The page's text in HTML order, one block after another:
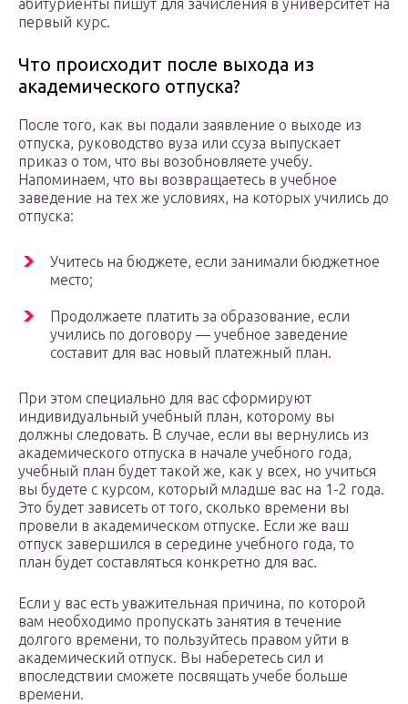
абитуриенты пишут для зачисления в университет на
первый курс.
Что происходит после выхода из
академического отпуска?
После того, как вы подали заявление о выходе из
отпуска, руководство вуза или ссуза выпускает
приказ о том, что вы возобновляете учебу.
Напоминаем, что вы возвращаетесь в учебное
заведение на тех же условиях, на которых учились до
отпуска:
Учитесь на бюджете, если занимали бюджетное
место;
Продолжаете платить за образование, если
учились по договору — учебное заведение
составит для вас новый платежный план.
При этом специально для вас сформируют
индивидуальный учебный план, которому вы
должны следовать. В случае, если вы вернулись из
академического отпуска в начале учебного года,
учебный план будет такой же, как у всех, но учиться
вы будете с курсом, который младше вас на 1-2 года.
Это будет зависеть от того, сколько времени вы
провели в академическом отпуске. Если же ваш
отпуск завершился в середине учебного года, то
план будет составляться конкретно для вас.
Если у вас есть уважительная причина, по которой
вам необходимо пропускать занятия в течение
долгого времени, то пользуйтесь правом уйти в
академический отпуск. Вы наберетесь сил и
впоследствии сможете посвящать учебе больше
времени.